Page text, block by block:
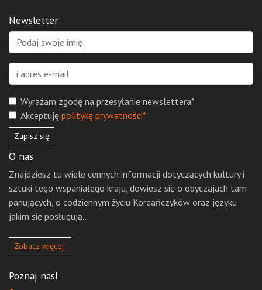
Newsletter
Wyrażam zgodę na przesyłanie newslettera*
Akceptuję politykę prywatności*
Zapisz się
O nas
Znajdziesz tu wiele cennych informacji dotyczących kultury i
sztuki tego wspaniałego kraju, dowiesz się o obyczajach tam
panujących, o codziennym życiu Koreańczyków oraz języku
jakim się posługują...
Zobacz więcej!
Poznaj nas!